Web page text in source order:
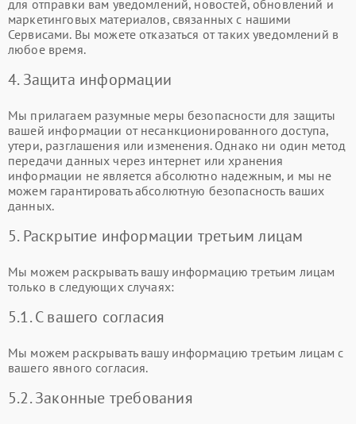
для отправки вам уведомлений, новостей, обновлений и
маркетинговых материалов, связанных с нашими
Сервисами. Вы можете отказаться от таких уведомлений в
любое время.
4. Защита информации
Мы прилагаем разумные меры безопасности для защиты
вашей информации от несанкционированного доступа,
утери, разглашения или изменения. Однако ни один метод
передачи данных через интернет или хранения
информации не является абсолютно надежным, и мы не
можем гарантировать абсолютную безопасность ваших
данных.
5. Раскрытие информации третьим лицам
Мы можем раскрывать вашу информацию третьим лицам
только в следующих случаях:
5.1. С вашего согласия
Мы можем раскрывать вашу информацию третьим лицам с
вашего явного согласия.
5.2. Законные требования